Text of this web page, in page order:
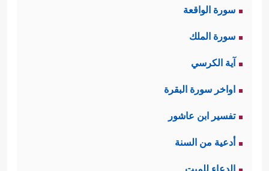
سورة الواقعة
سورة الملك
آية الكرسي
اواخر سورة البقرة
تفسير ابن عاشور
أدعية من السنة
الدعاء للميت